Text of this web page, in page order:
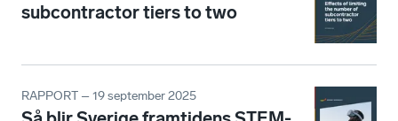
subcontractor tiers to two
RAPPORT – 19 september 2025